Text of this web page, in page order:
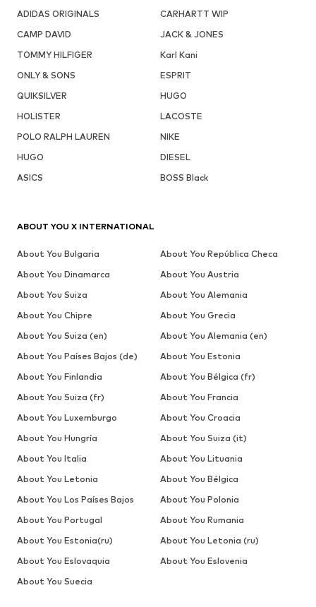
ADIDAS ORIGINALS
CARHARTT WIP
CAMP DAVID
JACK & JONES
TOMMY HILFIGER
Karl Kani
ONLY & SONS
ESPRIT
QUIKSILVER
HUGO
HOLISTER
LACOSTE
POLO RALPH LAUREN
NIKE
HUGO
DIESEL
ASICS
BOSS Black
ABOUT YOU X INTERNATIONAL
About You Bulgaria
About You República Checa
About You Dinamarca
About You Austria
About You Suiza
About You Alemania
About You Chipre
About You Grecia
About You Suiza (en)
About You Alemania (en)
About You Países Bajos (de)
About You Estonia
About You Finlandia
About You Bélgica (fr)
About You Suiza (fr)
About You Francia
About You Luxemburgo
About You Croacia
About You Hungría
About You Suiza (it)
About You Italia
About You Lituania
About You Letonia
About You Bélgica
About You Los Países Bajos
About You Polonia
About You Portugal
About You Rumania
About You Estonia(ru)
About You Letonia (ru)
About You Eslovaquia
About You Eslovenia
About You Suecia